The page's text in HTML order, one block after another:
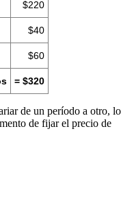
$220
$40
$60
= $320
de un período a otro, lo
de fijar el precio de